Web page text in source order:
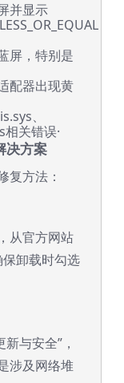
并显示
屏，特别是
配器出现黄
、
关错误·
决方案
复方法：
从官方网站
保卸载时勾选
与安全”，
涉及网络堆